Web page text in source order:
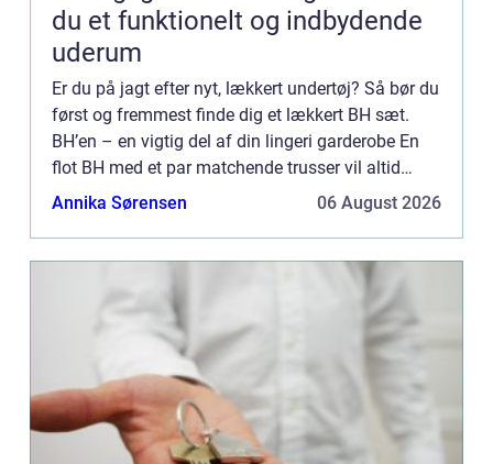
du et funktionelt og indbydende
uderum
Er du på jagt efter nyt, lækkert undertøj? Så bør du
først og fremmest finde dig et lækkert BH sæt.
BH’en – en vigtig del af din lingeri garderobe En
flot BH med et par matchende trusser vil altid
udgøre den mest grundlæggende del af en smuk
Annika Sørensen 06 August 2026